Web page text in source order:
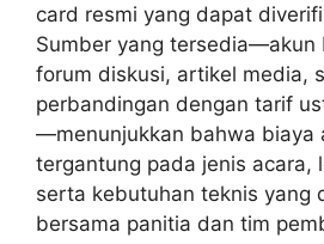
card resmi yang dapat
Sumber yang tersedia—akun
forum diskusi, artikel media,
perbandingan dengan tarif
—menunjukkan bahwa biaya
tergantung pada jenis acara,
serta kebutuhan teknis yang
bersama panitia dan tim